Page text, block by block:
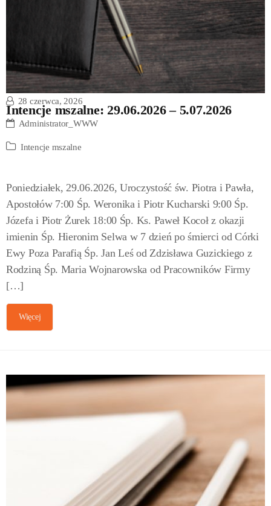
Intencje mszalne: 29.06.2026 – 5.07.2026
28 czerwca, 2026
Administrator_WWW
Intencje mszalne
Poniedziałek, 29.06.2026, Uroczystość św. Piotra i Pawła,
Apostołów 7:00 Śp. Weronika i Piotr Kucharski 9:00 Śp.
Józefa i Piotr Żurek 18:00 Śp. Ks. Paweł Kocoł z okazji
imienin Śp. Hieronim Selwa w 7 dzień po śmierci od Córki
Ewy Poza Parafią Śp. Jan Leś od Zdzisława Guzickiego z
Rodziną Śp. Maria Wojnarowska od Pracowników Firmy
[…]
Więcej